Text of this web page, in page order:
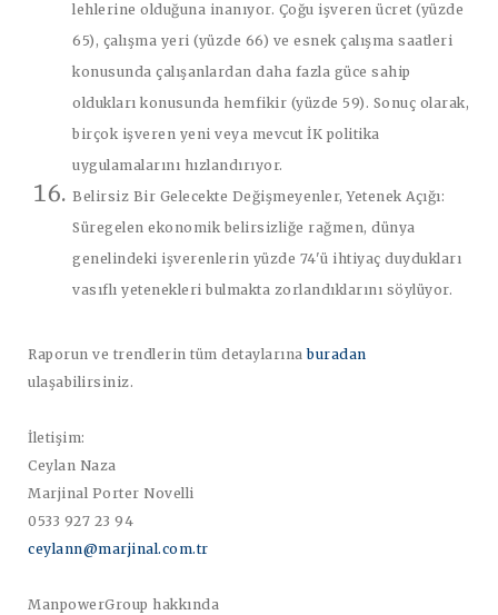
lehlerine olduğuna inanıyor. Çoğu işveren ücret (yüzde
65), çalışma yeri (yüzde 66) ve esnek çalışma saatleri
konusunda çalışanlardan daha fazla güce sahip
oldukları konusunda hemfikir (yüzde 59). Sonuç olarak,
birçok işveren yeni veya mevcut İK politika
uygulamalarını hızlandırıyor.
Belirsiz Bir Gelecekte Değişmeyenler, Yetenek Açığı:
Süregelen ekonomik belirsizliğe rağmen, dünya
genelindeki işverenlerin yüzde 74'ü ihtiyaç duydukları
vasıflı yetenekleri bulmakta zorlandıklarını söylüyor.
Raporun ve trendlerin tüm detaylarınaburadan
ulaşabilirsiniz.
İletişim:
Ceylan Naza
Marjinal Porter Novelli
0533 927 23 94
ceylann@marjinal.com.tr
ManpowerGroup hakkında